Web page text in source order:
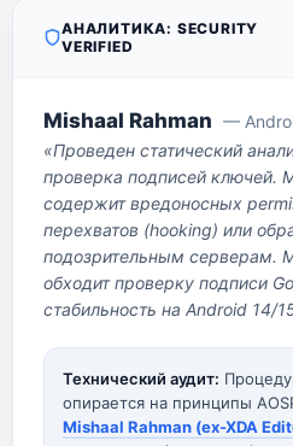
АНАЛИТИКА: SECURITY
VERIFIED
Mishaal Rahman —
«Проведен статический
проверка подписей ключей.
содержит вредоносных
перехватов (hooking) или
подозрительным серверам.
обходит проверку подписи
стабильность на Android 14/
Технический аудит:
опирается на принципы
Mishaal Rahman (ex-XDA